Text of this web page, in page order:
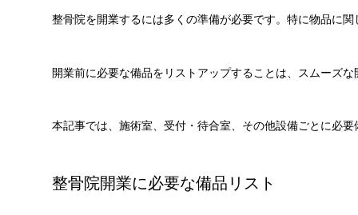
整骨院を開業するには多くの準備が必要です。特に物品に関
開業前に必要な備品をリストアップすることは、スムーズ
本記事では、施術室、受付・待合室、その他設備ごとに必
整骨院開業に必要な備品リスト